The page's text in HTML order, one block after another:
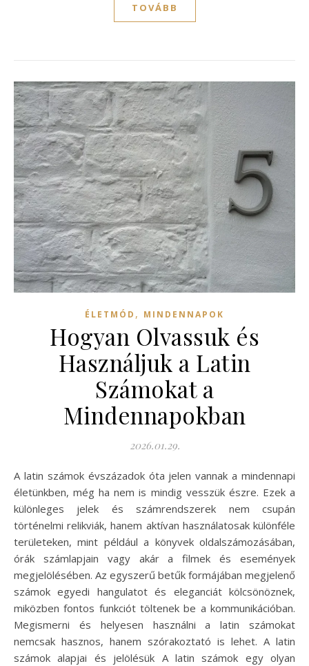
TOVÁBB
ÉLETMÓD , MINDENNAPOK
Hogyan Olvassuk és
Használjuk a Latin
Számokat a
Mindennapokban
2026.01.29.
A latin számok évszázadok óta jelen vannak a mindennapi
életünkben, még ha nem is mindig vesszük észre. Ezek a
különleges jelek és számrendszerek nem csupán
történelmi relikviák, hanem aktívan használatosak különféle
területeken, mint például a könyvek oldalszámozásában,
órák számlapjain vagy akár a filmek és események
megjelölésében. Az egyszerű betűk formájában megjelenő
számok egyedi hangulatot és eleganciát kölcsönöznek,
miközben fontos funkciót töltenek be a kommunikációban.
Megismerni és helyesen használni a latin számokat
nemcsak hasznos, hanem szórakoztató is lehet. A latin
számok alapjai és jelölésük A latin számok egy olyan